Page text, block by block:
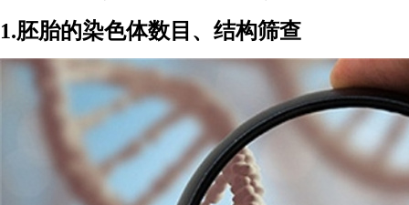
1.胚胎的染色体数目、结构筛查